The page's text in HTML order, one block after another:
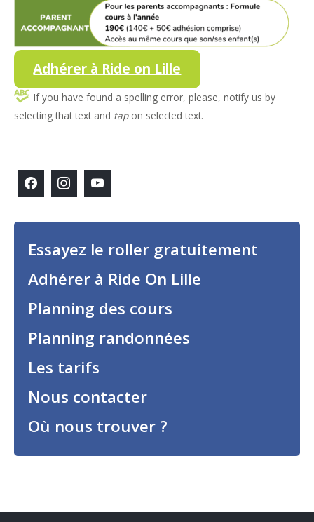
Adhérer à Ride on Lille
If you have found a spelling error, please, notify us by
selecting that text and tapon selected text.
Essayez le roller gratuitement
Adhérer à Ride On Lille
Planning des cours
Planning randonnées
Les tarifs
Nous contacter
Où nous trouver ?